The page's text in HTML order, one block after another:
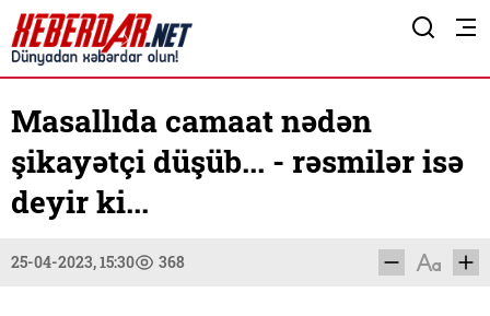
Masallıda camaat nədən
şikayətçi düşüb... - rəsmilər isə
deyir ki...
25-04-2023, 15:30 368